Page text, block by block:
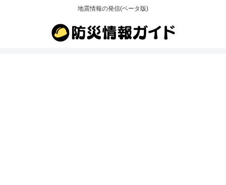
地震情報の発信(ベータ版)